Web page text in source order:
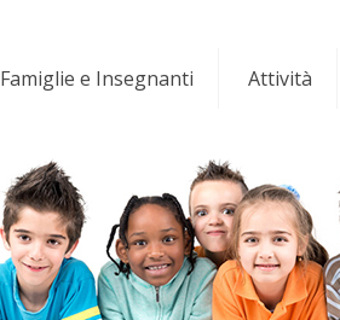
Famiglie e Insegnanti Attività